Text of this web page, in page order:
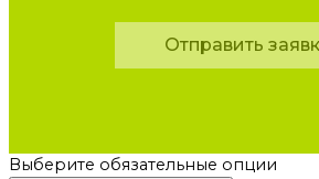
Отправить
Выберите обязательные опции